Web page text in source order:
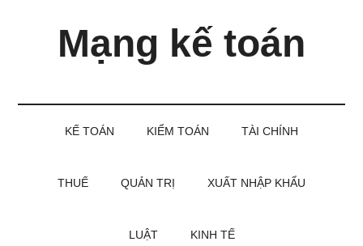
Mạng kế toán
KẾ TOÁN KIỂM TOÁN TÀI CHÍNH
THUẾ QUẢN TRỊ XUẤT NHẬP KHẨU
LUẬT KINH TẾ